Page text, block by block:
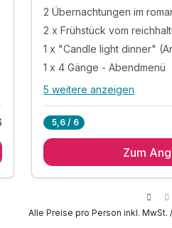
2 x Frühstück vom
1 x "Candle light dinner"
1 x 4 Gänge - Abendmenü
Alle Inklusivleistungen
Zimmer
2 x Frühstück vom
1 x 4 Gänge - Abendmenü
5 weitere anzeigen
5,6 / 6
Zum
Alle Preise pro Person inkl. MwSt.